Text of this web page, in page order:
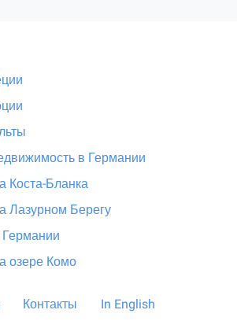
в Германии
Коста-Бланка
Лазурном Берегу
озере Комо
Контакты In English